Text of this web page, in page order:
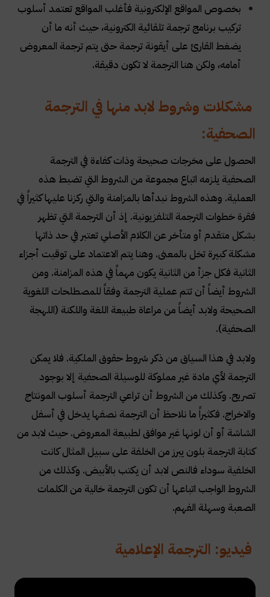
بخصوص المواقع الإلكترونية فأغلب المواقع تعتمد أسلوب
تركيب برنامج ترجمة تلقائية الكترونية، حيث أنه ما أن
يضغط القارئ على أيقونة ترجمة حتى يتم ترجمة المعروض
أمامه، ولكن هنا الترجمة لا تكون دقيقة.
مشكلات وشروط لابد منها في الترجمة
الصحفية:
الحصول على مخرجات صحيحة وذات كفاءة في الترجمة
الصحفية يلزمه اتباع مجموعة من الشروط التي تضبط هذه
العملية. وهذه الشروط نبدأها بالمزامنة والتي ركزنا عليها كثيراً في
فقرة خطوات الترجمة التلفزيونية. إذ أن الترجمة التي تظهر
بشكل متقدم أو متأخر عن الكلام الأصلي تعتبر في حد ذاتها
مشكلة كبيرة تخل بالمعنى. وهنا يتم الاعتماد على توقيت أجزاء
الثانية فكل جزأ من الثانية يكون مهماً في هذه المزامنة. ومن
الشروط أيضاً أن تتم عملية الترجمة وفقاً للمصطلحات اللغوية
الصحيحة ولابد أيضاً من مراعاة طبيعة اللغة واللكنة (اللهجة
الصحفية).
ولابد في هذا السياق من ذكر شروط حقوق الملكية. فلا يمكن
الترجمة لأي مادة غير مملوكة للوسيلة الصحفية إلا بوجود
تصريح. وكذلك من الشروط أن تراعي الترجمة أسلوب المونتاج
والاخراج. فكثيراً ما نلاحظ أن الترجمة نصفها يدخل في أسفل
الشاشة أو أن لونها غير موافق لطبيعة المعروض. حيث لابد من
كتابة الترجمة بلون يبرز من الخلفة على سبيل المثال كانت
الخلفية سوداء فالنص لابد أن يكتب بالأبيض. وكذلك من
الشروط الواجب اتباعها أن تكون الترجمة خالية من الكلمات
الصعبة وسهلة الفهم.
فيديو: الترجمة الإعلامية